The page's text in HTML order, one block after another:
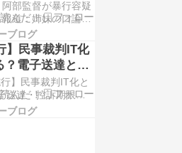
ーのレジが変わるか
料品の消費税をめ
阿部監督が暴行容疑
道：姉妹の口論仲
た」供述、ソフト
コーチが監督代行へ
年5月27日（水） 最
最新続報】復帰を
足から約24時間で4
「AIの危険…
ブログ
】民事裁判IT化
？電子送達と
れ」の注意点
】民事裁判IT化と
送達・控訴期限の
すく解説 2026年5
ブログ